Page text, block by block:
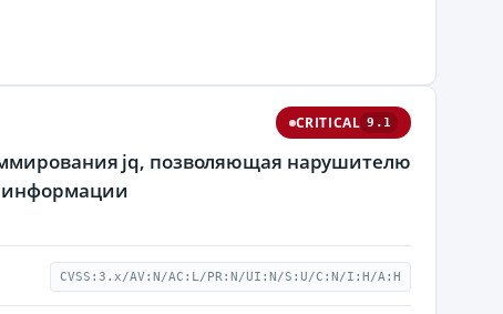
CRITICAL 9.1
jq, позволяющая нарушителю
информации
CVSS:3.x/AV:N/AC:L/PR:N/UI:N/S:U/C:N/I:H/A:H